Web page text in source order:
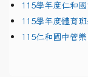
115學年度仁和
115學年度體育
115仁和國中管